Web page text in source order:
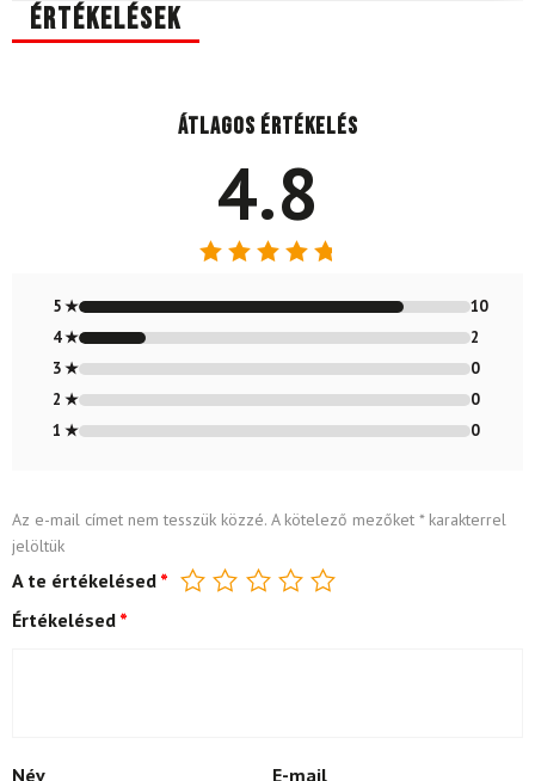
Értékelések
Átlagos értékelés
4.8
4.83/ 5
5 ★
10
4 ★
2
3 ★
0
2 ★
0
1 ★
0
Az e-mail címet nem tesszük közzé. A kötelező mezőket *karakterrel
jelöltük
A te értékelésed *
Értékelésed *
Név E-mail